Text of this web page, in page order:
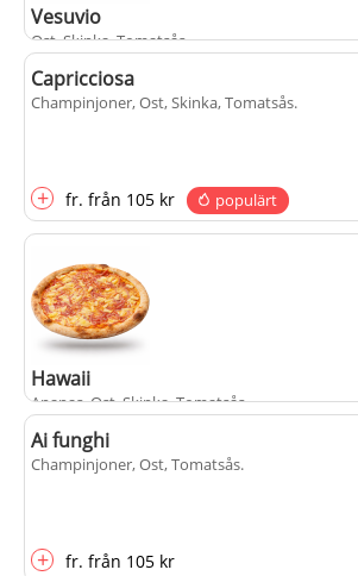
Vesuvio
Ost, Skinka, Tomatsås.
Capricciosa
Champinjoner, Ost, Skinka, Tomatsås.
+ fr. från 105 kr populärt
Hawaii
Ananas, Ost, Skinka, Tomatsås.
Ai funghi
Champinjoner, Ost, Tomatsås.
+ fr. från 105 kr